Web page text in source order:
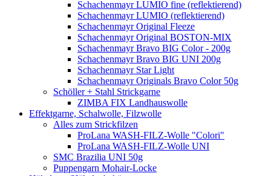
Schachenmayr LUMIO fine (reflektierend)
Schachenmayr LUMIO (reflektierend)
Schachenmayr Original Fleeze
Schachenmayr Original BOSTON-MIX
Schachenmayr Bravo BIG Color - 200g
Schachenmayr Bravo BIG UNI 200g
Schachenmayr Star Light
Schachenmayr Originals Bravo Color 50g
Schöller + Stahl Strickgarne
ZIMBA FIX Landhauswolle
Effektgarne, Schalwolle, Filzwolle
Alles zum Strickfilzen
ProLana WASH-FILZ-Wolle "Colori"
ProLana WASH-FILZ-Wolle UNI
SMC Brazilia UNI 50g
Puppengarn Mohair-Locke